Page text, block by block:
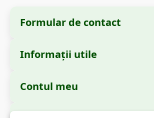
Formular de contact
Informații despre companie
Denumire:
S.R.L.
Sediu Social:Strada Cuza Vodă nr.
Informații utile
Metode de plată
Contul meu
Comenzile mele